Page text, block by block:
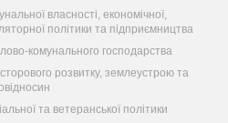
власності, економічної,
політики та підприємництва
комунального господарства
розвитку, землеустрою та
та ветеранської політики